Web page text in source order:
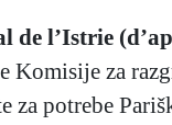
de l’Istrie
Komisije za
za potrebe